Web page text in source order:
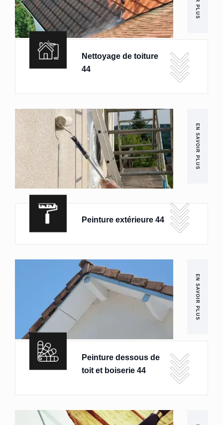
Nettoyage de toiture
44
EN SAVOIR PLUS
Peinture extérieure 44
EN SAVOIR PLUS
Peinture dessous de
toit et boiserie 44